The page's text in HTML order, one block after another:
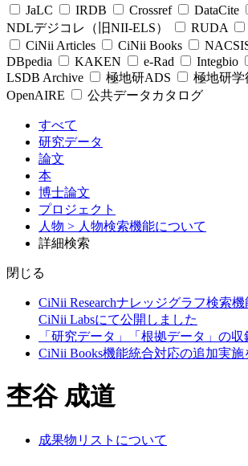
JaLC
IRDB Crossref DataCite
NDLデジコレ（旧NII-ELS）
RUDA
CiNii Articles
CiNii Books
DBpedia
KAKEN e-Rad Integbio
LSDB Archive
極地研ADS
極地研学
OpenAIRE
公共データカタログ
すべて
研究データ
論文
本
博士論文
プロジェクト
人物 > 人物検索機能について
詳細検索
閉じる
CiNii Researchナレッジグラフ検索
CiNii Labsにて公開しました
「研究データ」「根拠データ」の収
CiNii Books機能統合対応の追加実施
杢谷 成道
成果物リストについて